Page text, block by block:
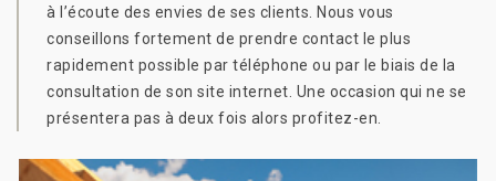
à l’écoute des envies de ses clients. Nous vous
conseillons fortement de prendre contact le plus
rapidement possible par téléphone ou par le biais de la
consultation de son site internet. Une occasion qui ne se
présentera pas à deux fois alors profitez-en.